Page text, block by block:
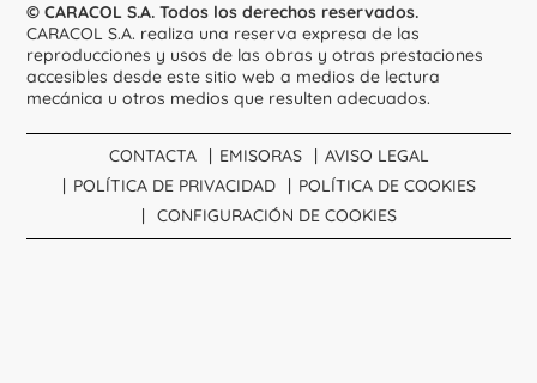
© CARACOL S.A. Todos los derechos reservados.
CARACOL S.A. realiza una reserva expresa de las
reproducciones y usos de las obras y otras prestaciones
accesibles desde este sitio web a medios de lectura
mecánica u otros medios que resulten adecuados.
CONTACTA EMISORAS
AVISO LEGAL
POLÍTICA DE PRIVACIDAD
POLÍTICA DE COOKIES
CONFIGURACIÓN DE COOKIES